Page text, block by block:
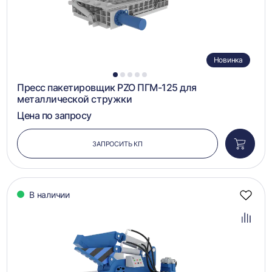
1 2 3 4 5
Новинка
Пресс пакетировщик PZO ПГМ-125 для
металлической стружки
Цена по запросу
ЗАПРОСИТЬ КП
в
В наличии